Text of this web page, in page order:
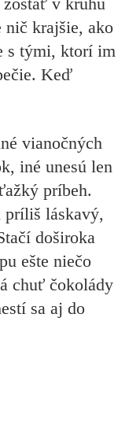
krajšie, ako
s tými, ktorí im
Keď
vianočných
iné unesú len
príbeh.
príliš láskavý,
doširoka
ešte niečo
chuť čokolády
sa aj do